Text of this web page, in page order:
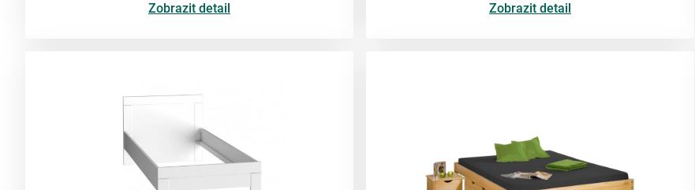
Zobrazit detail Zobrazit detail